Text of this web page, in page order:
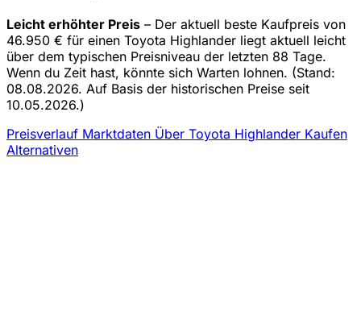
Leicht erhöhter Preis – Der aktuell beste Kaufpreis von
46.950 € für einen Toyota Highlander liegt aktuell leicht
über dem typischen Preisniveau der letzten 88 Tage.
Wenn du Zeit hast, könnte sich Warten lohnen. (Stand:
08.08.2026. Auf Basis der historischen Preise seit
10.05.2026.)
Preisverlauf Marktdaten Über Toyota Highlander Kaufen
Alternativen